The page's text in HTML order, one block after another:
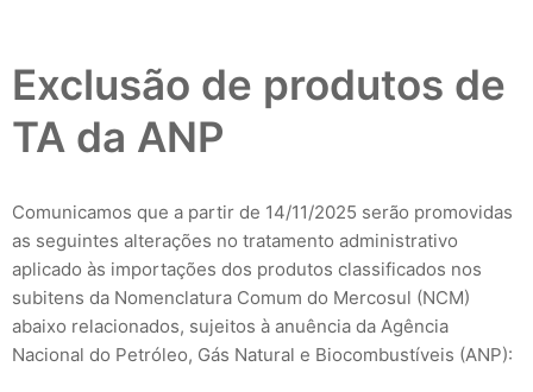
Exclusão de produtos de
TA da ANP
Comunicamos que a partir de 14/11/2025 serão promovidas
as seguintes alterações no tratamento administrativo
aplicado às importações dos produtos classificados nos
subitens da Nomenclatura Comum do Mercosul (NCM)
abaixo relacionados, sujeitos à anuência da Agência
Nacional do Petróleo, Gás Natural e Biocombustíveis (ANP):